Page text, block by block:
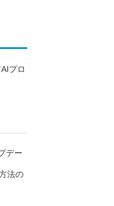
プロ
デー
法の